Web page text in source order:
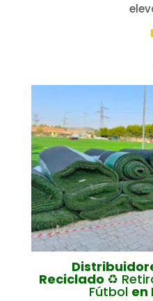
Reciclado ♻️
Fútbol en